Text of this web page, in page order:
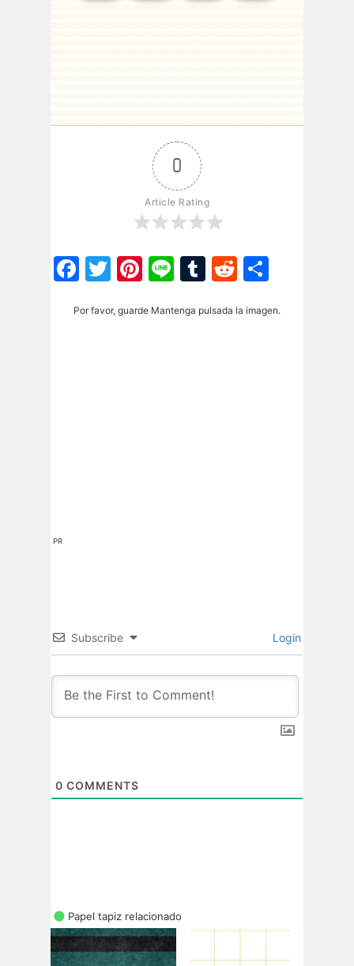
0
Article Rating
Facebook
Twitter
Pinterest
LineTumblr
Reddit
Por favor, guarde Mantenga pulsada la imagen.
PR
Subscribe Login
0 COMMENTS
Papel tapiz relacionado